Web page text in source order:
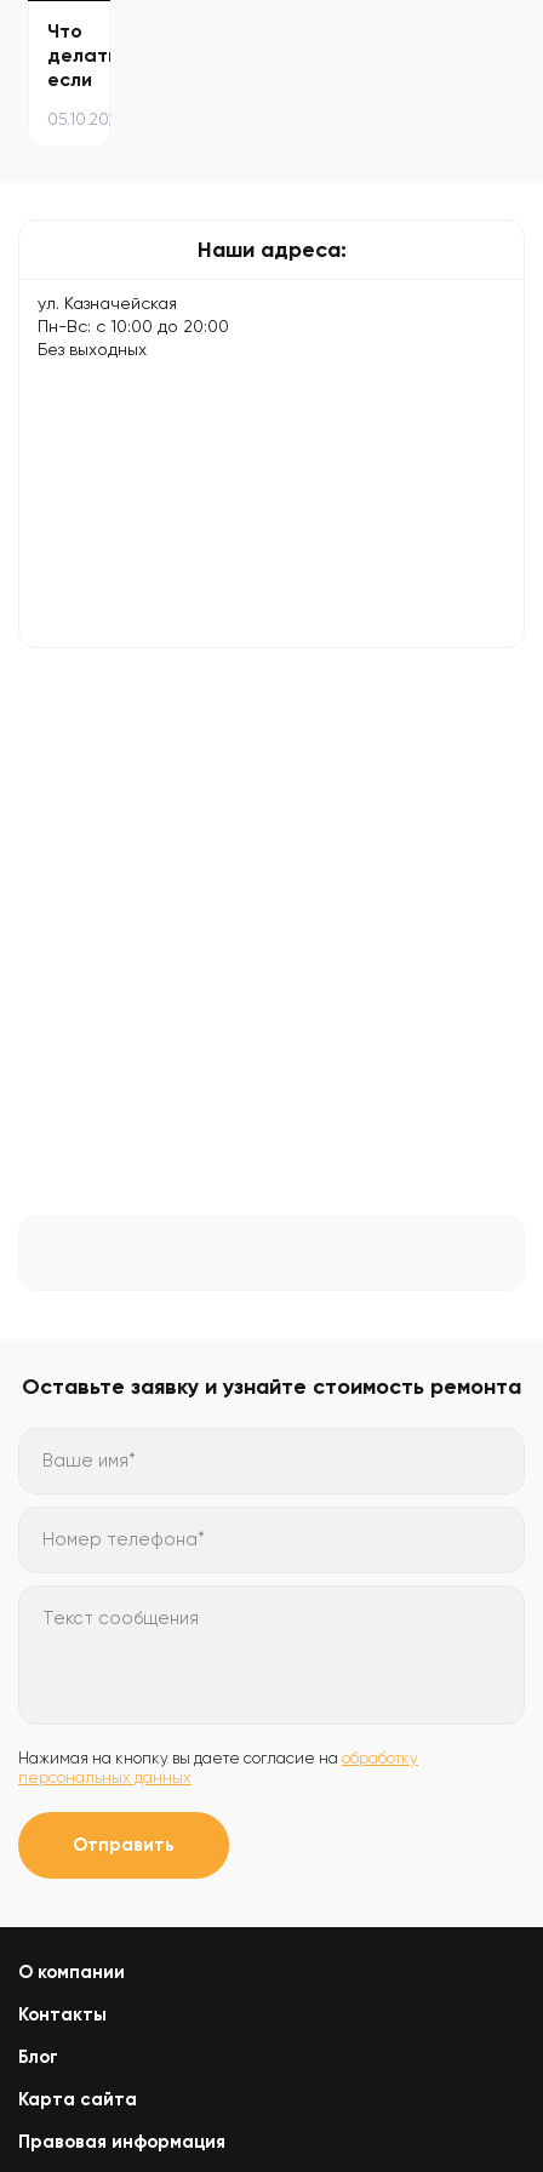
Что
делать,
если
не
05.10.2025
Наши адреса:
ул. Казначейская
Пн-Вс: с 10:00 до 20:00
Без выходных
Оставьте заявку и узнайте стоимость ремонта
Ваше имя*
Номер телефона*
Текст сообщения
Нажимая на кнопку вы даете согласие на обработку
персональных данных
Отправить
О компании
Контакты
Блог
Карта сайта
Правовая информация